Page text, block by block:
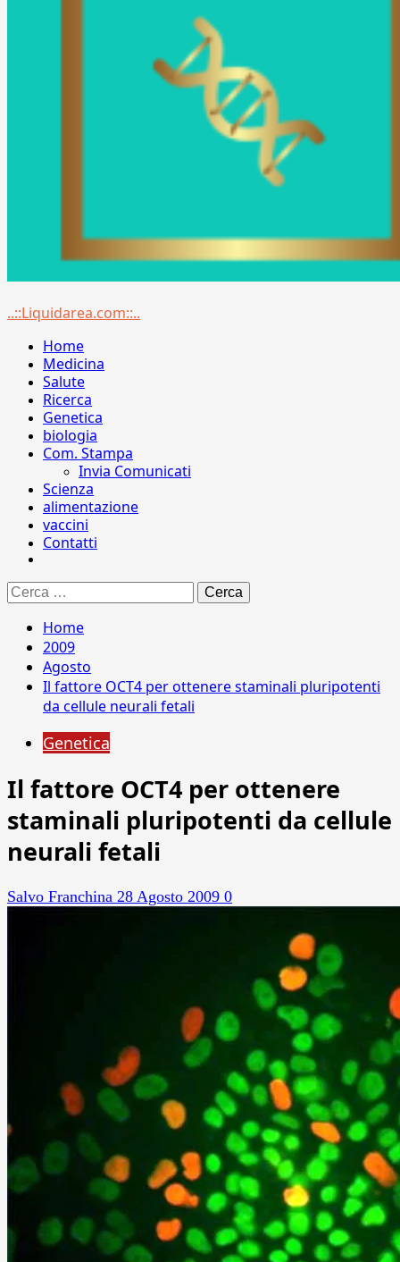
Menu
..::Liquidarea.com::..
Home
Medicina
Salute
Ricerca
Genetica
biologia
Com. Stampa
Invia Comunicati
Scienza
alimentazione
vaccini
Contatti
Ricerca
per:
Home
2009
Agosto
Il fattore OCT4 per ottenere staminali pluripotenti
da cellule neurali fetali
Genetica
Il fattore OCT4 per ottenere
staminali pluripotenti da cellule
neurali fetali
Salvo Franchina 28 Agosto 2009 0